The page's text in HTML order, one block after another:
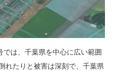
は、千葉県を中心に広い範囲
れたりと被害は深刻で、千葉県